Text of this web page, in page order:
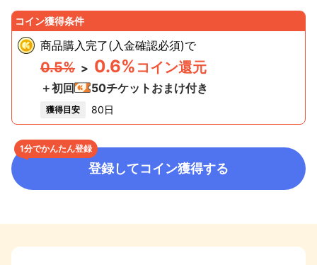
コイン獲得条件
商品購入完了(入金確認必須)で
0.5% > 0.6% コイン還元
＋初回 50チケットおまけ付き
獲得目安 80日
1分でかんたん登録
登録してコイン獲得する